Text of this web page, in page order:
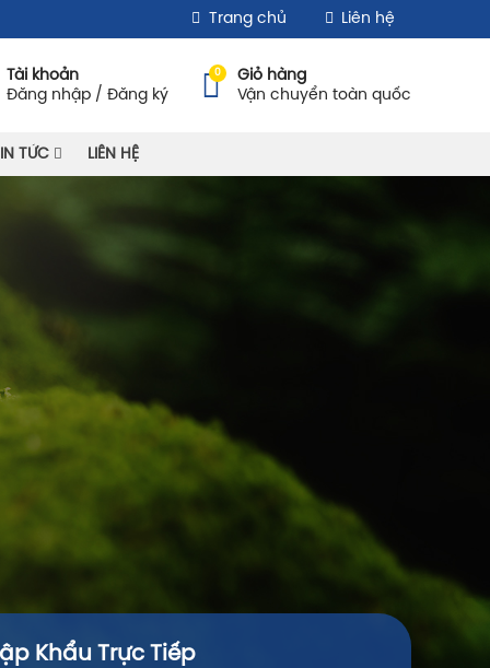
Trang chủ Liên hệ
Tài khoản
Đăng nhập / Đăng ký
0
Giỏ hàng
Vận chuyển toàn quốc
TỨC LIÊN HỆ
Khẩu Trực Tiếp